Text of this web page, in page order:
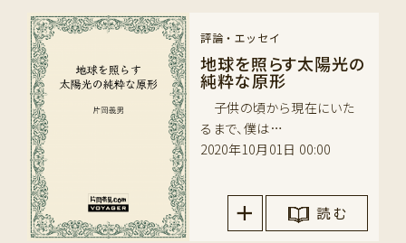
評論・エッセイ
地球を照らす太陽光の
純粋な原形
子供の頃から現在にいた
るまで、僕は…
2020年10月01日 00:00
読 む